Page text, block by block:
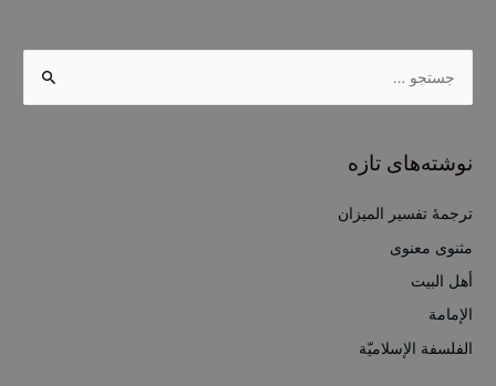
ب
ا
نوشته‌های تازه
ترجمۀ تفسیر المیزان
مثنوی معنوی
أهل البيت
الإمامة
الفلسفة الإسلاميّة